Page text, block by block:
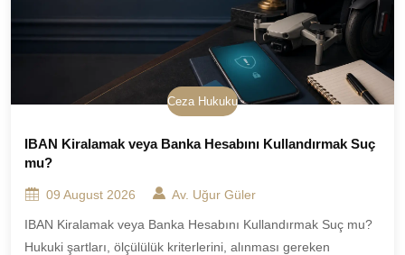
Ceza Hukuku
IBAN Kiralamak veya Banka Hesabını Kullandırmak Suç
mu?
09 August 2026 Av. Uğur Güler
IBAN Kiralamak veya Banka Hesabını Kullandırmak Suç mu?
Hukuki şartları, ölçülülük kriterlerini, alınması gereken